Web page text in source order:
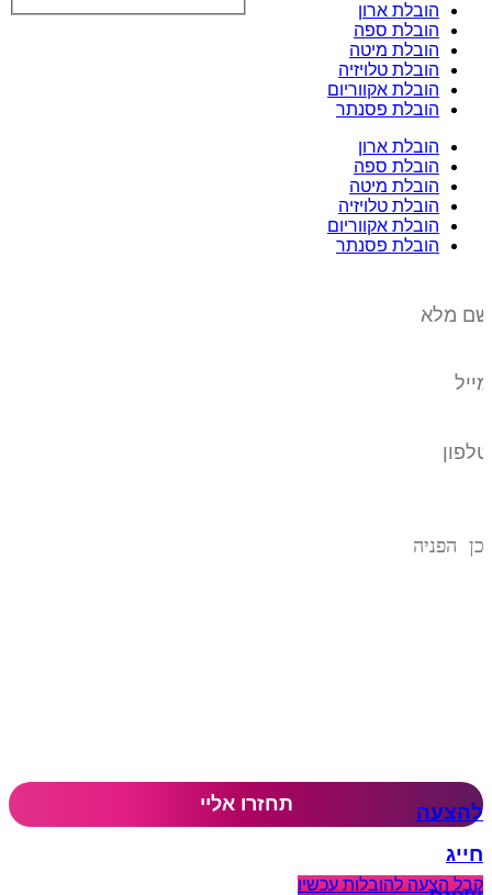
קבל הצעה להובלות עכשיו​
הובלת ארון
הובלת ספה
הובלת מיטה
הובלת טלויזיה
הובלת אקווריום
הובלת פסנתר
הובלת ארון
הובלת ספה
הובלת מיטה
הובלת טלויזיה
הובלת אקווריום
הובלת פסנתר
להצעה
חייג